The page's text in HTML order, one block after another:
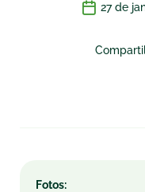
27 de
Fotos: